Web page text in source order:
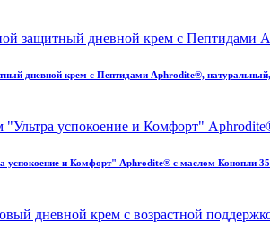
дневной крем с Пептидами Aphrodite®,
успокоение и Комфорт" Aphrodite® с маслом Конопли